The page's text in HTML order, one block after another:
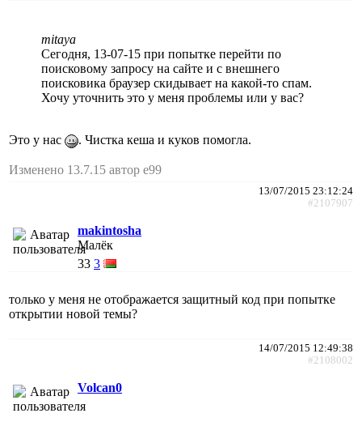
mitaya
Сегодня, 13-07-15 при попытке перейти по
поисковому запросу на сайте и с внешнего
поисковика браузер скидывает на какой-то спам.
Хочу уточнить это у меня проблемы или у вас?
Это у нас . Чистка кеша и куков помогла.
Изменено 13.7.15 автор e99
13/07/2015 23:12:24
#2107907
makintosha
Малёк
33 3
только у меня не отображается защитный код при попытке
открытии новой темы?
14/07/2015 12:49:38
#2108002
Volcan0